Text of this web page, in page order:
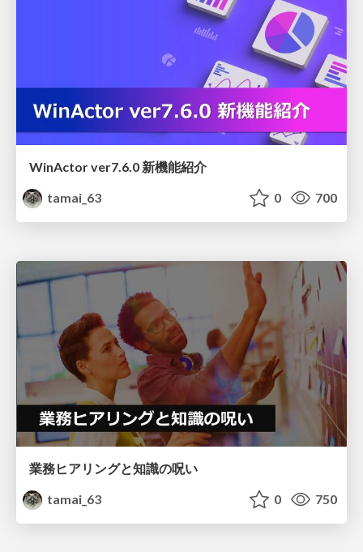
WinActor ver7.6.0 新機能紹介
tamai_63
0 700
業務ヒアリングと知識の呪い
tamai_63
0 750